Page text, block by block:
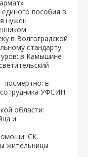
пособия в
нужен
в Волгоградской
стандарту
в Камышине
в
УФСИН
области:
и
СК
жительницы